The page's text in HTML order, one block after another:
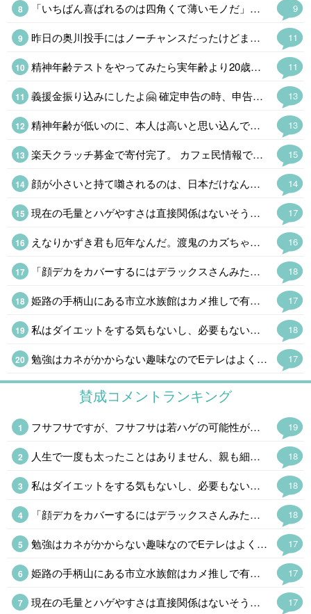
9
「いちばん喜ばれるのは四角くて薄いモノだ」とミニ角榮さんみたいな先代は言ってたけど、物資はヒカキンさんみたいに同じモノを大量にというのはアリだけど個人でとなると仕分け作業が大変になりそうだ。 ちょっと前に戦地にしゃもじという怪しい木のオブジェを送った総理大臣がいたけど、もらった方はナンジャコレはだったろうなぁ。
11
昨日の奥川投手にはノーチャンスだったけどまあ、しょうがない。スタメンも入団3年目くらいの選手ばかりで前監督が「育成してたら最下位」と言ったメンバーでよくやってる。最近は外国人選手もわりと当たるしFAなしで若手に蓋をしないようになっていくのかな。らしくないけど。
11
精神年齢テストをやってみたら実年齢より20歳若い45歳だった。まだ現役なみに仕事してるからかな。 今の60代はだいたい10年ほど精神年齢が若いヒトが多いそうだけど。
13
義援金振り込みにしたよ🤗 確定申告の時、申告できるし✌ HIKAKINみたいに物資送るのもイイネ
13
精神年齢が低いのに、本人は高いと思い込んでる場合は❓️🤔 「俺は精神年齢50才」が口癖の同級生がいるんだけど、滅茶苦茶ガキなんだよね~😂 気づいてないの本人だけで草なんだけど、本人は思い込んでるから長生きできないのかな❓️
15
楽天クラッチ募金で寄付完了。 カフェ民情報で、熊本県のホームページから義援金を送れる事を知ったけど、期限切れ間近のポイントがあったから、今回は楽天ポイントで。
14
顔が小さいと持て囃されるのは、日本だけなんだよね、 平安時代は、顔は大きいというか、下膨れだったり、美人の定義だったのに、いつの間にか小顔にすり替わったよね。
17
現在の毛量とハゲやすさは直接関係はないそうだ。 まあ、昔から丁髷が結えなくなったら出家して坊主というのが王道である。骸骨に毛が生えてたら怖い。
16
えなりかずき君も厄年なんだ。渡鬼のカズちゃんもこれで泉ピン子さんの後釜ができたとファンを期待させた天才だったけどほとんど見ないし。なかなか子役から大人の役者でやってくのも大変なもんだ。
18
「顔デカをカバーするにはデラックスさんみたいに巨体になればいいのだ。」「それは逆効果になる可能性が高いです」AI君はシャレが通じねえなw
17
姫路の手柄山にある市立水族館はカメ推しで有名だけどタッチプールは1980年に日本で初めて設置された。サメやエイ、ナマコやウニというハードルが高そうなやつもいる。姫路の穴場の観光スポットだったけど駅ができてお客さんも増えるかも。昭和の廃墟感がお気に入りだったけどなぁ。
18
私はダイエットをする気もないし、必要もないけど砂糖断ちの結果、1ヶ月に1kgのペースで減っている。とりあえず甘い飲み物をやめるだけでかなり変わってくる。 五穀断ちはやめて全粒粉クラッカーとオーツ麦を主食にしているけど慣れるまでが大変かも。
17
勉強はカネがかからない趣味なのでEテレはよく見る。高校講座は20分くらいだし高齢者にもちょうどいい。サイエンスゼロは毎週録画。オフロスキーはくだらなさにハマっているけど。浮世離れというのも楽でいいのだ。
賛成コメントランキング
19
フサフサですが、フサフサは若ハゲの可能性が高いそうで冷や冷やしてますw もしそうなったら、お金で解決しますw
18
人生で一度も太ったことはありません、親も細身なので遺伝でしょうね。 男性の細身は生物として利点とは言えないので、羨ましいと言うのは女性だけです。
18
私はダイエットをする気もないし、必要もないけど砂糖断ちの結果、1ヶ月に1kgのペースで減っている。とりあえず甘い飲み物をやめるだけでかなり変わってくる。 五穀断ちはやめて全粒粉クラッカーとオーツ麦を主食にしているけど慣れるまでが大変かも。
18
「顔デカをカバーするにはデラックスさんみたいに巨体になればいいのだ。」「それは逆効果になる可能性が高いです」AI君はシャレが通じねえなw
17
勉強はカネがかからない趣味なのでEテレはよく見る。高校講座は20分くらいだし高齢者にもちょうどいい。サイエンスゼロは毎週録画。オフロスキーはくだらなさにハマっているけど。浮世離れというのも楽でいいのだ。
17
姫路の手柄山にある市立水族館はカメ推しで有名だけどタッチプールは1980年に日本で初めて設置された。サメやエイ、ナマコやウニというハードルが高そうなやつもいる。姫路の穴場の観光スポットだったけど駅ができてお客さんも増えるかも。昭和の廃墟感がお気に入りだったけどなぁ。
17
現在の毛量とハゲやすさは直接関係はないそうだ。 まあ、昔から丁髷が結えなくなったら出家して坊主というのが王道である。骸骨に毛が生えてたら怖い。